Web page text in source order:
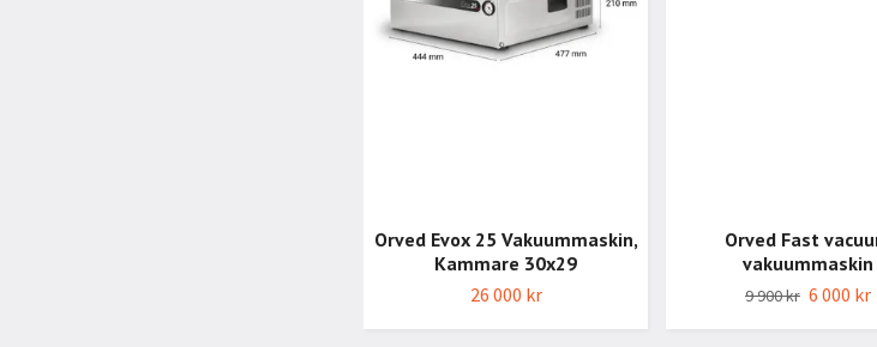
Orved Evox 25 Vakuummaskin,
Kammare 30x29
26 000 kr
Orved Fast
vakuummaskin
9 900 kr 6 000 kr